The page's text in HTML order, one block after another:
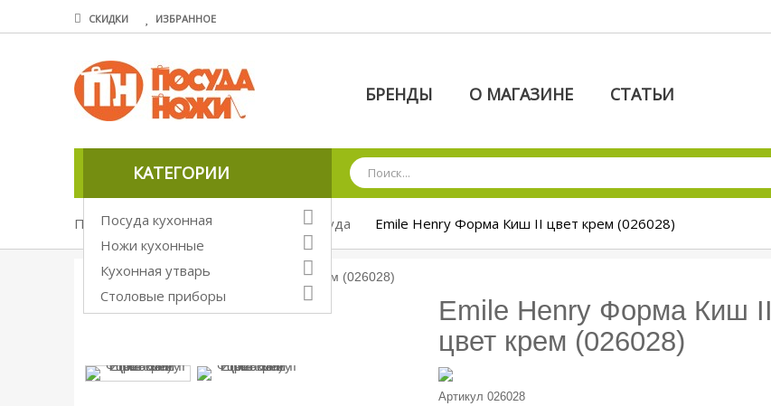
СКИДКИ ИЗБРАННОЕ
БРЕНДЫ О МАГАЗИНЕ СТАТЬИ
КАТЕГОРИИ
Посуда кухонная
Ножи кухонные
Кухонная утварь
Столовые приборы
Посуда кухонная Керамическая посуда Emile Henry Форма Киш II цвет крем (026028)
Увеличить
Emile Henry Форма Киш II
цвет крем (026028)
Артикул 026028